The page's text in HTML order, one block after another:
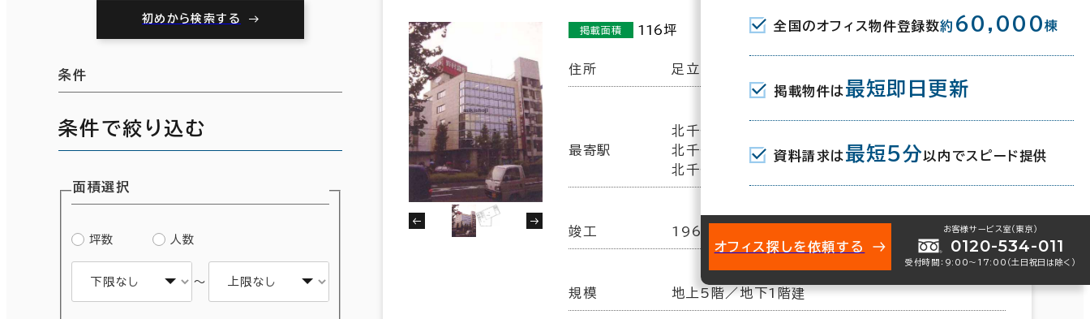
掲載面積 116坪
住所 足立区千住寿町2-18
最寄駅
北千住駅(JR) 西口 7分
北千住駅(東京メトロ日比谷線･千代田線) 西口 7分
北千住駅(つくばエクスプレス) 西口 7分
竣工 1963年 3月（リニューアル：2001年 7月）
規模 地上5階／地下1階建
初めから検索する
条件
条件で絞り込む
面積選択
坪数 人数
～
全国のオフィス物件登録数約 60,000棟
掲載物件は 最短即日更新
資料請求は 最短5分 以内でスピード提供
オフィス探しを依頼する
お客様サービス室（東京）
0120-534-011
受付時間：9:00〜17:00（土日祝日は除く）